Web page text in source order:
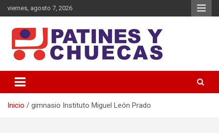
Saltar
al
viernes, agosto 7, 2026
Patines y Chuecas
Inicio gimnasio Instituto Miguel León Prado